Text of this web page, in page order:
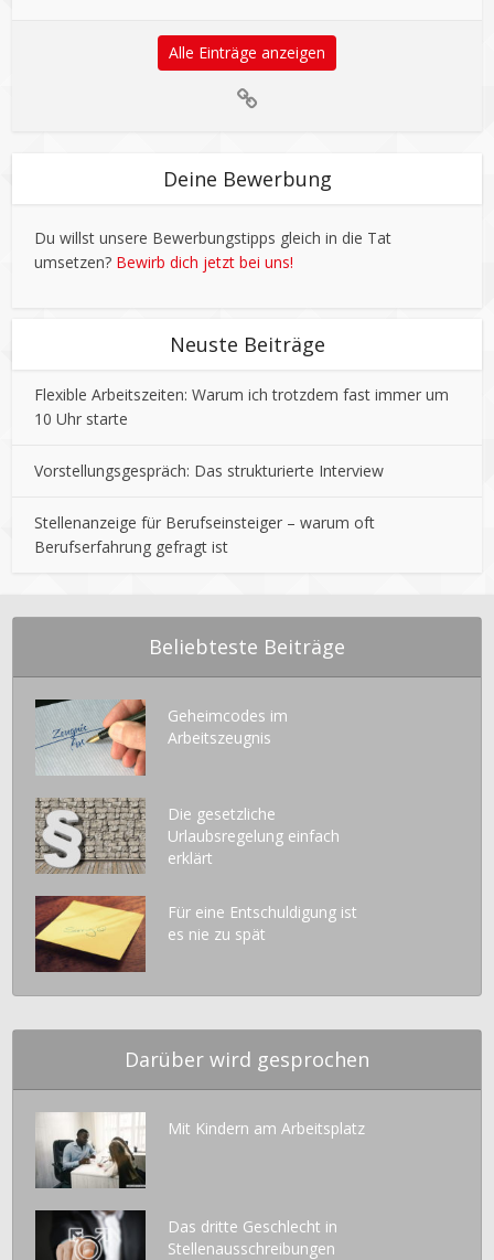
Alle Einträge anzeigen
Deine Bewerbung
Du willst unsere Bewerbungstipps gleich in die Tat
umsetzen? Bewirb dich jetzt bei uns!
Neuste Beiträge
Flexible Arbeitszeiten: Warum ich trotzdem fast immer um
10 Uhr starte
Vorstellungsgespräch: Das strukturierte Interview
Stellenanzeige für Berufseinsteiger – warum oft
Berufserfahrung gefragt ist
Beliebteste Beiträge
Geheimcodes im
Arbeitszeugnis
Die gesetzliche
Urlaubsregelung einfach
erklärt
Für eine Entschuldigung ist
es nie zu spät
Darüber wird gesprochen
Mit Kindern am Arbeitsplatz
Das dritte Geschlecht in
Stellenausschreibungen